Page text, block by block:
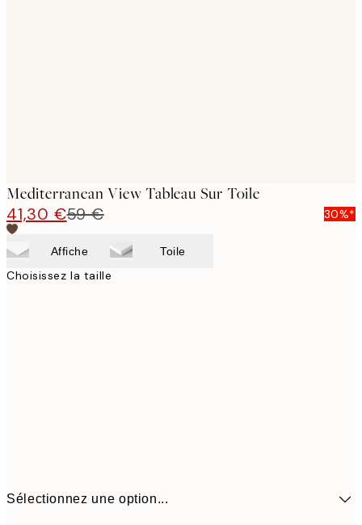
Mediterranean View Tableau Sur Toile
41,30 €59 € 30%*
Affiche Toile
Choisissez la taille
Sélectionnez une option...